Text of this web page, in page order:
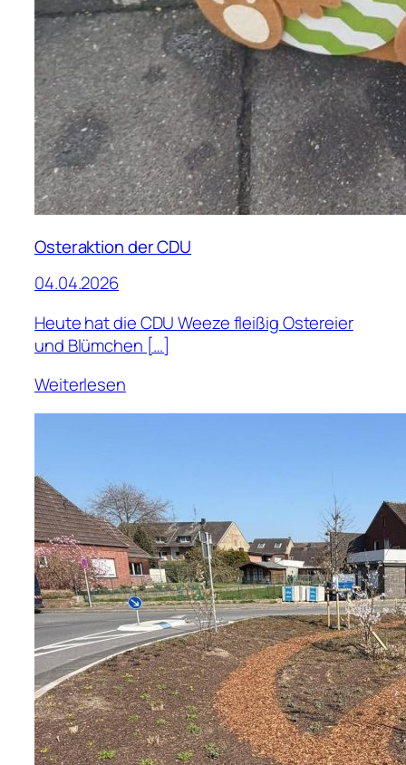
Osteraktion der CDU
04.04.2026
Heute hat die CDU Weeze fleißig Ostereier
und Blümchen […]
Weiterlesen